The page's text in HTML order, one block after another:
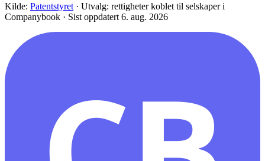
Kilde: Patentstyret · Utvalg: rettigheter koblet til selskaper i
Companybook · Sist oppdatert 6. aug. 2026